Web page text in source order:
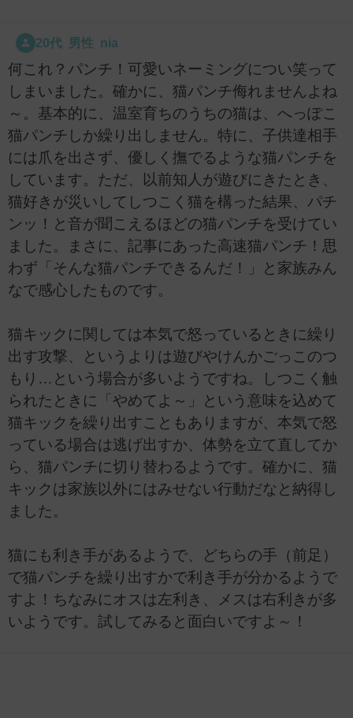
20代 男性 nia
何これ？パンチ！可愛いネーミングについ笑って
しまいました。確かに、猫パンチ侮れませんよね
～。基本的に、温室育ちのうちの猫は、へっぽこ
猫パンチしか繰り出しません。特に、子供達相手
には爪を出さず、優しく撫でるような猫パンチを
しています。ただ、以前知人が遊びにきたとき、
猫好きが災いしてしつこく猫を構った結果、パチ
ンッ！と音が聞こえるほどの猫パンチを受けてい
ました。まさに、記事にあった高速猫パンチ！思
わず「そんな猫パンチできるんだ！」と家族みん
なで感心したものです。
猫キックに関しては本気で怒っているときに繰り
出す攻撃、というよりは遊びやけんかごっこのつ
もり…という場合が多いようですね。しつこく触
られたときに「やめてよ～」という意味を込めて
猫キックを繰り出すこともありますが、本気で怒
っている場合は逃げ出すか、体勢を立て直してか
ら、猫パンチに切り替わるようです。確かに、猫
キックは家族以外にはみせない行動だなと納得し
ました。
猫にも利き手があるようで、どちらの手（前足）
で猫パンチを繰り出すかで利き手が分かるようで
すよ！ちなみにオスは左利き、メスは右利きが多
いようです。試してみると面白いですよ～！